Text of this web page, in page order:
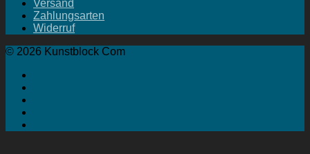
Versand
Zahlungsarten
Widerruf
© 2026 Kunstblock Com